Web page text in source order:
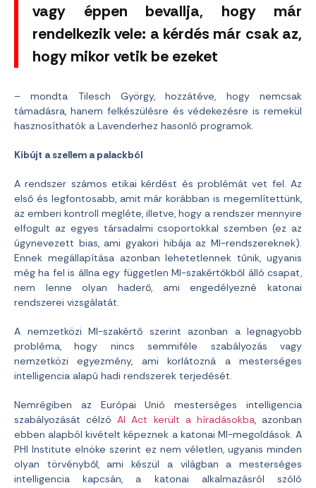
vagy éppen bevallja, hogy már
rendelkezik vele: a kérdés már csak az,
hogy mikor vetik be ezeket
– mondta Tilesch György, hozzátéve, hogy nemcsak
támadásra, hanem felkészülésre és védekezésre is remekül
hasznosíthatók a Lavenderhez hasonló programok.
Kibújt a szellem a palackból
A rendszer számos etikai kérdést és problémát vet fel. Az
első és legfontosabb, amit már korábban is megemlítettünk,
az emberi kontroll megléte, illetve, hogy a rendszer mennyire
elfogult az egyes társadalmi csoportokkal szemben (ez az
úgynevezett bias, ami gyakori hibája az MI-rendszereknek).
Ennek megállapítása azonban lehetetlennek tűnik, ugyanis
még ha fel is állna egy független MI-szakértőkből álló csapat,
nem lenne olyan haderő, ami engedélyezné katonai
rendszerei vizsgálatát.
A nemzetközi MI-szakértő szerint azonban a legnagyobb
probléma, hogy nincs semmiféle szabályozás vagy
nemzetközi egyezmény, ami korlátozná a mesterséges
intelligencia alapú hadi rendszerek terjedését.
Nemrégiben az Európai Unió mesterséges intelligencia
szabályozását célzó AI Act került a híradásokba, azonban
ebben alapból kivételt képeznek a katonai MI-megoldások. A
PHI Institute elnöke szerint ez nem véletlen, ugyanis minden
olyan törvényből, ami készül a világban a mesterséges
intelligencia kapcsán, a katonai alkalmazásról szóló